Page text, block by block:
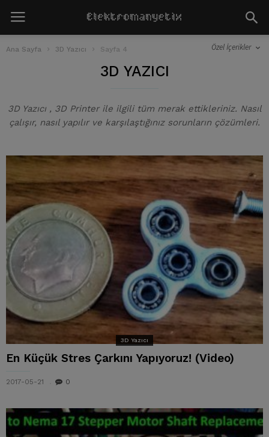
Ana Sayfa 3D Yazıcı Sayfa 4 Özel İçerikler
3D YAZICI
3D Yazıcı , 3D Printer ile ilgili tüm merak ettikleriniz. Nasıl
çalışır, nasıl yapılır ve karşılaştığınız sorunların çözümleri.
3D Yazıcı
En Küçük Stres Çarkını Yapıyoruz! (Video)
2017-05-21 0